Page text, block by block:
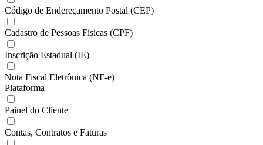
Código de Endereçamento Postal (CEP)
Cadastro de Pessoas Físicas (CPF)
Inscrição Estadual (IE)
Nota Fiscal Eletrônica (NF-e)
Plataforma
Painel do Cliente
Contas, Contratos e Faturas